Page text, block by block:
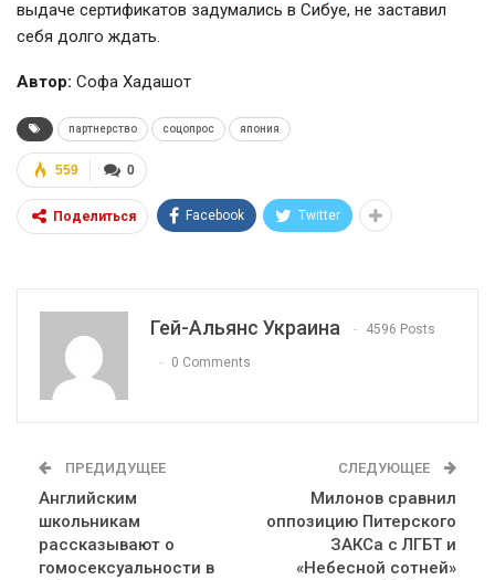
выдаче сертификатов задумались в Сибуе, не заставил
себя долго ждать.
Автор: Софа Хадашот
партнерство соцопрос япония
0
559
Поделиться Facebook Twitter
Гей-Альянс Украина 4596 Posts
0 Comments
ПРЕДИДУЩЕЕ
Английским
школьникам
рассказывают о
гомосексуальности в
СЛЕДУЮЩЕЕ
Милонов сравнил
оппозицию Питерского
ЗАКСа с ЛГБТ и
«Небесной сотней»